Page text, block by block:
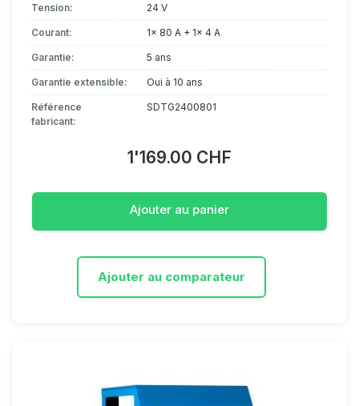
Tension: 24 V
Courant: 1x 80 A + 1x 4 A
Garantie: 5 ans
Garantie extensible: Oui à 10 ans
Référence
fabricant:
SDTG2400801
1'169.00 CHF
Ajouter au panier
Ajouter au comparateur